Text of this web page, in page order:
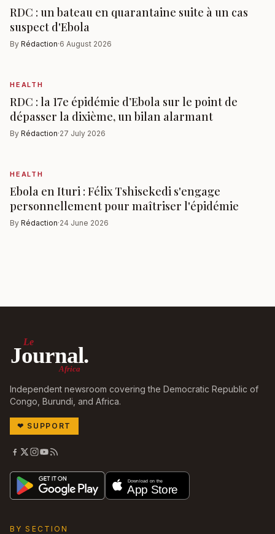
RDC : un bateau en quarantaine suite à un cas
suspect d'Ebola
By Rédaction·6 August 2026
HEALTH
RDC : la 17e épidémie d’Ebola sur le point de
dépasser la dixième, un bilan alarmant
By Rédaction·27 July 2026
HEALTH
Ebola en Ituri : Félix Tshisekedi s'engage
personnellement pour maîtriser l'épidémie
By Rédaction·24 June 2026
Le
Journal.
Africa
Independent newsroom covering the Democratic Republic of
Congo, Burundi, and Africa.
❤ SUPPORT
BY SECTION